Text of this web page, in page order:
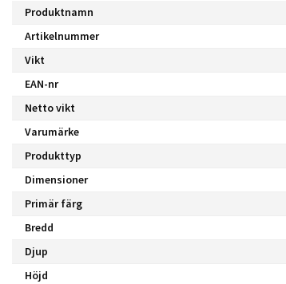
Produktnamn
Artikelnummer
Vikt
EAN-nr
Netto vikt
Varumärke
Produkttyp
Dimensioner
Primär färg
Bredd
Djup
Höjd